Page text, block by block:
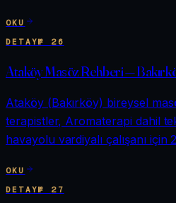
OKU
DETAY№ 26
Ataköy Masöz Rehberi —
Ataköy (Bakırköy) bireysel
terapistler, Aromaterapi dahil
havayolu vardiyalı çalışanı için
OKU
DETAY№ 27